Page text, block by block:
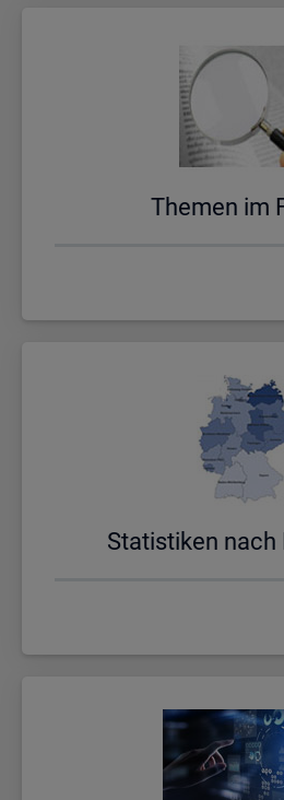
The­men im
Sta­tis­ti­ken nach